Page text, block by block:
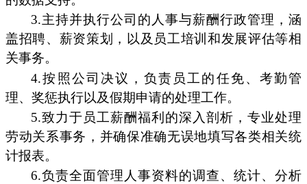
3.主持并执行公司的人事与薪酬行政管理，涵
盖招聘、薪资策划，以及员工培训和发展评估等相
关事务。
4.按照公司决议，负责员工的任免、考勤管
理、奖惩执行以及假期申请的处理工作。
5.致力于员工薪酬福利的深入剖析，专业处理
劳动关系事务，并确保准确无误地填写各类相关统
计报表。
6.负责全面管理人事资料的调查、统计、分析